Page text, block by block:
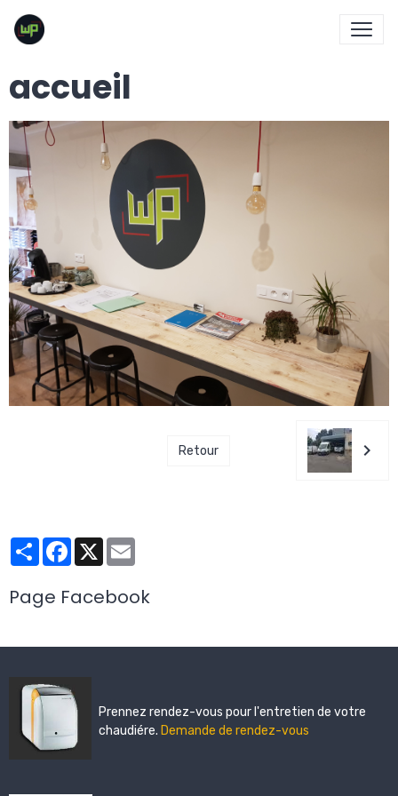
accueil
Retour
PartagerFacebook
X
Page Facebook
Prennez rendez-vous pour l'entretien de votre
chaudiére. Demande de rendez-vous